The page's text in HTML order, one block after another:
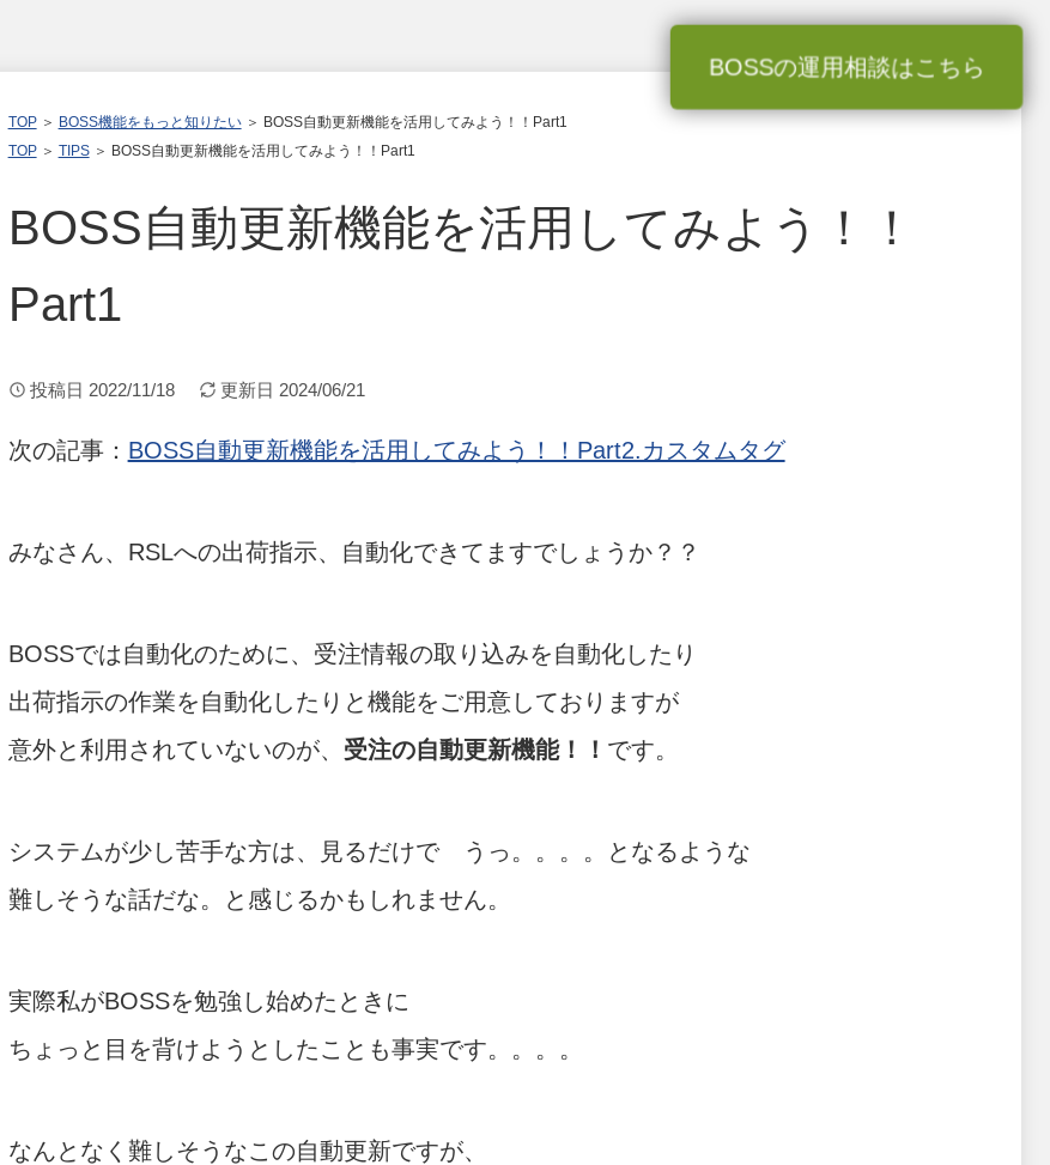
BOSSの運用相談はこちら
TOP＞ BOSS機能をもっと知りたい＞ BOSS自動更新機能を活用してみよう！！Part1
TOP＞ TIPS＞ BOSS自動更新機能を活用してみよう！！Part1
BOSS自動更新機能を活用してみよう！！
Part1
投稿日 2022/11/18 更新日 2024/06/21
次の記事： BOSS自動更新機能を活用してみよう！！Part2.カスタムタグ
みなさん、RSLへの出荷指示、自動化できてますでしょうか？？
BOSSでは自動化のために、受注情報の取り込みを自動化したり
出荷指示の作業を自動化したりと機能をご用意しておりますが
意外と利用されていないのが、 受注の自動更新機能！！ です。
システムが少し苦手な方は、見るだけで うっ。。。。となるような
難しそうな話だな。と感じるかもしれません。
実際私がBOSSを勉強し始めたときに
ちょっと目を背けようとしたことも事実です。。。。
なんとなく難しそうなこの自動更新ですが、